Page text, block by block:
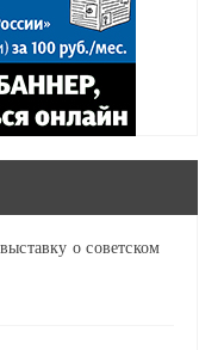
о советском